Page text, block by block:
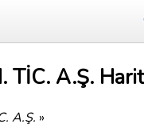
TİC. A.Ş.
A.Ş. »